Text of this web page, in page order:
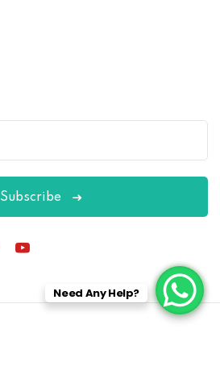
Subscribe
Need Any Help?